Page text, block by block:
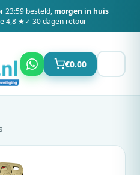
23:59 besteld, morgen in huis
4,8 ★✓ 30 dagen retour
€0.00